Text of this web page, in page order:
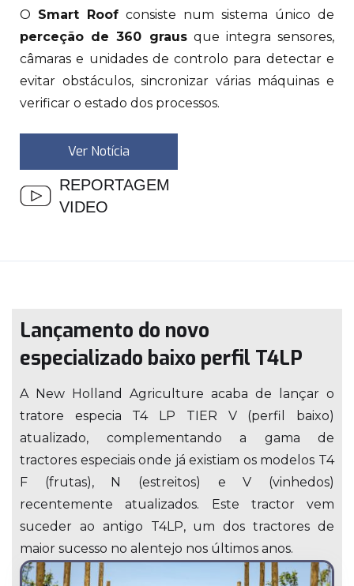
O Smart Roof consiste num sistema único de
perceção de 360 grausque integra sensores,
câmaras e unidades de controlo para detectar e
evitar obstáculos, sincronizar várias máquinas e
verificar o estado dos processos.
Ver Notícia
REPORTAGEM
VIDEO
Lançamento do novo
especializado baixo perfil T4LP
A New Holland Agriculture acaba de lançar o
tratore especia T4 LP TIER V (perfil baixo)
atualizado, complementando a gama de
tractores especiais onde já existiam os modelos T4
F (frutas), N (estreitos) e V (vinhedos)
recentemente atualizados. Este tractor vem
suceder ao antigo T4LP, um dos tractores de
maior sucesso no alentejo nos últimos anos.